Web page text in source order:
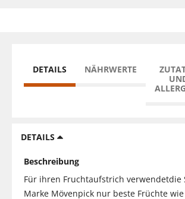
DETAILS NÄHRWERTE
DETAILS
Beschreibung
Für ihren Fruchtaufstrich verwendetdie
Marke Mövenpick nur beste Früchte